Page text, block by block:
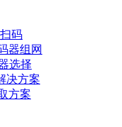
码
器组网
选择
决方案
方案